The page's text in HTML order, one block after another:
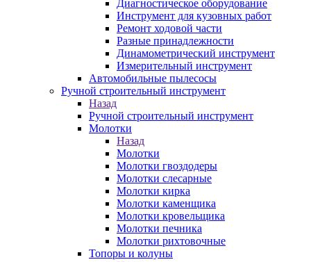
Диагностическое оборудование
Инструмент для кузовных работ
Ремонт ходовой части
Разные принадлежности
Динамометрический инструмент
Измерительный инструмент
Автомобильные пылесосы
Ручной строительный инструмент
Назад
Ручной строительный инструмент
Молотки
Назад
Молотки
Молотки гвоздодеры
Молотки слесарные
Молотки кирка
Молотки каменщика
Молотки кровельщика
Молотки печника
Молотки рихтовочные
Топоры и колуны